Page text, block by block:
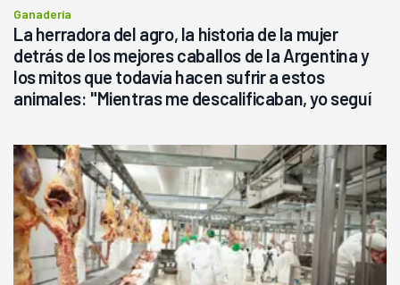
Ganadería
La herradora del agro, la historia de la mujer
detrás de los mejores caballos de la Argentina y
los mitos que todavía hacen sufrir a estos
animales: "Mientras me descalificaban, yo seguí